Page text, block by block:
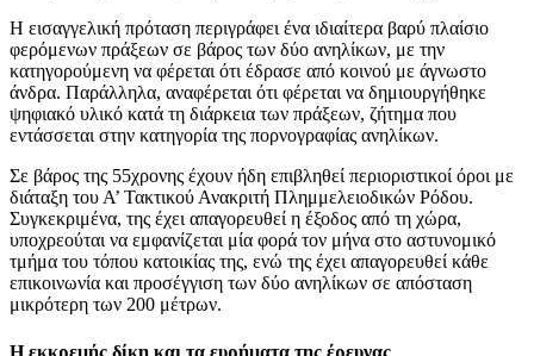
Η εισαγγελική πρόταση περιγράφει ένα ιδιαίτερα βαρύ πλαίσιο
φερόμενων πράξεων σε βάρος των δύο ανηλίκων, με την
κατηγορούμενη να φέρεται ότι έδρασε από κοινού με άγνωστο
άνδρα. Παράλληλα, αναφέρεται ότι φέρεται να δημιουργήθηκε
ψηφιακό υλικό κατά τη διάρκεια των πράξεων, ζήτημα που
εντάσσεται στην κατηγορία της πορνογραφίας ανηλίκων.
Σε βάρος της 55χρονης έχουν ήδη επιβληθεί περιοριστικοί όροι με
διάταξη του Α’ Τακτικού Ανακριτή Πλημμελειοδικών Ρόδου.
Συγκεκριμένα, της έχει απαγορευθεί η έξοδος από τη χώρα,
υποχρεούται να εμφανίζεται μία φορά τον μήνα στο αστυνομικό
τμήμα του τόπου κατοικίας της, ενώ της έχει απαγορευθεί κάθε
επικοινωνία και προσέγγιση των δύο ανηλίκων σε απόσταση
μικρότερη των 200 μέτρων.
Η εκκρεμής δίκη και τα ευρήματα της έρευνας